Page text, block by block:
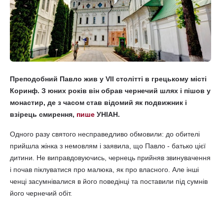
Преподобний Павло жив у VII столітті в грецькому місті
Коринф. З юних років він обрав чернечий шлях і пішов у
монастир, де з часом став відомий як подвижник і
взірець смирення, пише УНІАН.
Одного разу святого несправедливо обмовили: до обителі
прийшла жінка з немовлям і заявила, що Павло - батько цієї
дитини. Не виправдовуючись, чернець прийняв звинувачення
і почав піклуватися про малюка, як про власного. Але інші
ченці засумнівалися в його поведінці та поставили під сумнів
його чернечий обіт.